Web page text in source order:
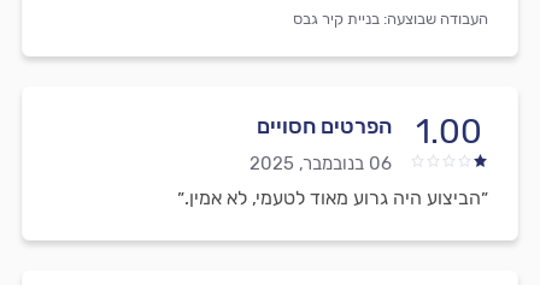
העבודה שבוצעה: בניית קיר גבס
1.00 הפרטים חסויים
06 בנובמבר, 2025
״הביצוע היה גרוע מאוד לטעמי, לא אמין.״